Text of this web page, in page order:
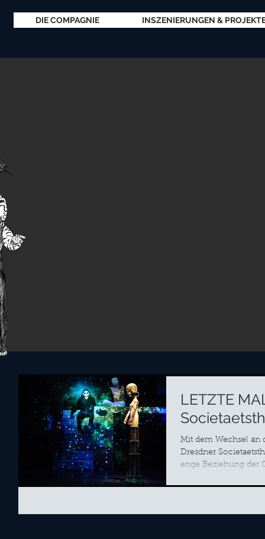
DIE COMPAGNIE INSZENIERUNGEN &
LETZTE
Mit dem Wechsel an
Dresdner
enge Beziehung der